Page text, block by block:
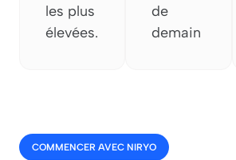
les plus
élevées.
de
demain
COMMENCER AVEC NIRYO